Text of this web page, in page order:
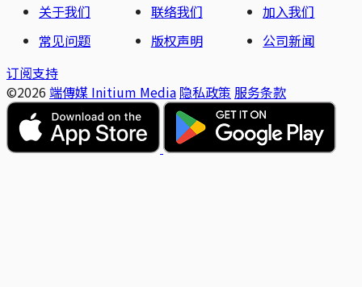
关于我们
联络我们
加入我们
常见问题
版权声明
公司新闻
订阅支持
©2026 端傳媒 Initium Media 隐私政策 服务条款